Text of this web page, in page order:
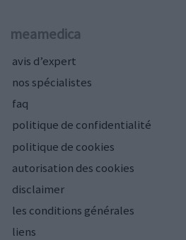
meamedica
avis d’expert
nos spécialistes
faq
politique de confidentialité
politique de cookies
autorisation des cookies
disclaimer
les conditions générales
liens